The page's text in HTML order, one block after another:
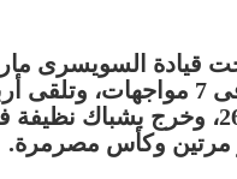
مرتين وكأس مصرمرة.